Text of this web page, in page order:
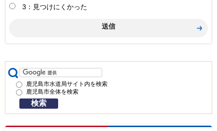
3：見つけにくかった
鹿児島市水道局サイト内を検索
鹿児島市全体を検索